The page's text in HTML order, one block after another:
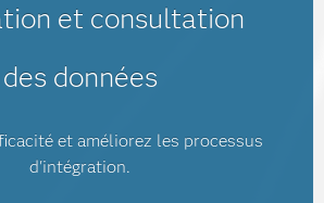
et consultation
des données
et améliorez les processus
d'intégration.